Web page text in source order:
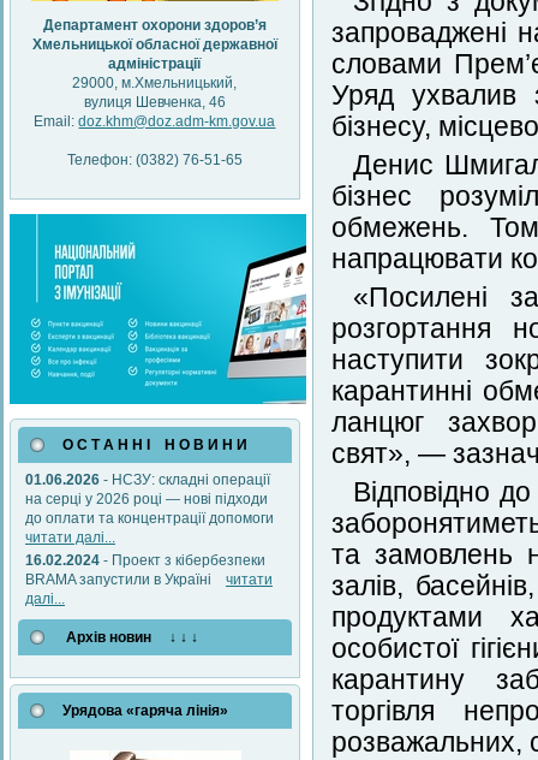
Департамент охорони здоров’я
Хмельницької обласної державної
адміністрації
29000, м.Хмельницький,
вулиця Шевченка, 46
Email:doz.khm@doz.adm-km.gov.ua
Телефон: (0382) 76-51-65
О С Т А Н Н І Н О В И Н И
01.06.2026 - НСЗУ: складні операції
на серці у 2026 році — нові підходи
до оплати та концентрації допомоги
читати далі...
16.02.2024 - Проект з кібербезпеки
BRAMA запустили в Україні читати
далі...
Архів новин ↓ ↓ ↓
Урядова «гаряча лінія»
запроваджені
словами
Уряд ухвалив
бізнесу,
Денис
бізнес
обмежень.
напрацювати
«Посилені
розгортання
наступити
карантинні
ланцюг
свят», —
Відповідно
та замовлень
залів,
продуктами
особистої
карантину
торгівля
розважальних,